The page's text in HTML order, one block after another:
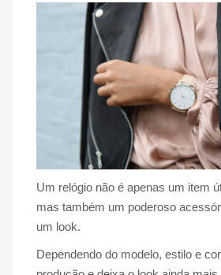
Um relógio não é apenas um item
mas também um poderoso
um look.
Dependendo do modelo, estilo e